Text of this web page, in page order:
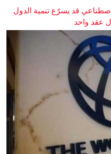
قد يسرّع تنمية الدول
عقد واحد